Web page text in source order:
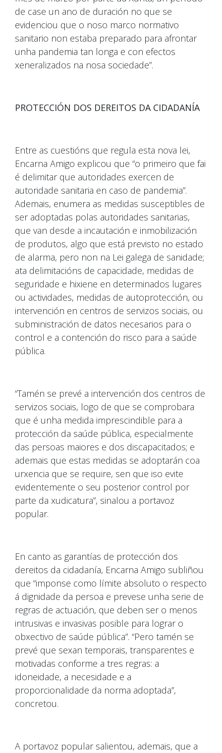
de case un ano de duración no que se
evidenciou que o noso marco normativo
sanitario non estaba preparado para afrontar
unha pandemia tan longa e con efectos
xeneralizados na nosa sociedade”.
PROTECCIÓN DOS DEREITOS DA CIDADANÍA
Entre as cuestións que regula esta nova lei,
Encarna Amigo explicou que “o primeiro que fai
é delimitar que autoridades exercen de
autoridade sanitaria en caso de pandemia”.
Ademais, enumera as medidas susceptibles de
ser adoptadas polas autoridades sanitarias,
que van desde a incautación e inmobilización
de produtos, algo que está previsto no estado
de alarma, pero non na Lei galega de sanidade;
ata delimitacións de capacidade, medidas de
seguridade e hixiene en determinados lugares
ou actividades, medidas de autoprotección, ou
intervención en centros de servizos sociais, ou
subministración de datos necesarios para o
control e a contención do risco para a saúde
pública.
“Tamén se prevé a intervención dos centros de
servizos sociais, logo de que se comprobara
que é unha medida imprescindible para a
protección da saúde pública, especialmente
das persoas maiores e dos discapacitados; e
ademais que estas medidas se adoptarán coa
urxencia que se require, sen que iso evite
evidentemente o seu posterior control por
parte da xudicatura”, sinalou a portavoz
popular.
En canto as garantías de protección dos
dereitos da cidadanía, Encarna Amigo subliñou
que “imponse como límite absoluto o respecto
á dignidade da persoa e prevese unha serie de
regras de actuación, que deben ser o menos
intrusivas e invasivas posible para lograr o
obxectivo de saúde pública”. “Pero tamén se
prevé que sexan temporais, transparentes e
motivadas conforme a tres regras: a
idoneidade, a necesidade e a
proporcionalidade da norma adoptada”,
concretou.
A portavoz popular salientou, ademais, que a